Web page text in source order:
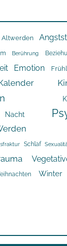
Altwerden
Berührung
Emotion
Nacht
Schlaf
Winter